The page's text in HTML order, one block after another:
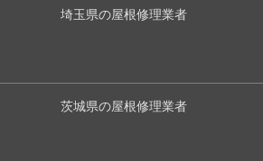
埼玉県の屋根修理業者
茨城県の屋根修理業者